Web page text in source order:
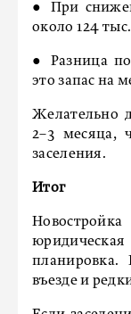
● При
около 124
● Разница
это запас на
Желательно
2–3 месяца,
заселения.
Итог
планировка.
въезде и